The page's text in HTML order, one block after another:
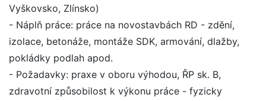
Vyškovsko, Zlínsko)
- Náplň práce: práce na novostavbách RD - zdění,
izolace, betonáže, montáže SDK, armování, dlažby,
pokládky podlah apod.
- Požadavky: praxe v oboru výhodou, ŘP sk. B,
zdravotní způsobilost k výkonu práce - fyzicky